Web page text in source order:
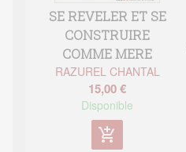
SE REVELER ET SE
CONSTRUIRE
COMME MERE
RAZUREL CHANTAL
15,00 €
Disponible
add_shopping_cart